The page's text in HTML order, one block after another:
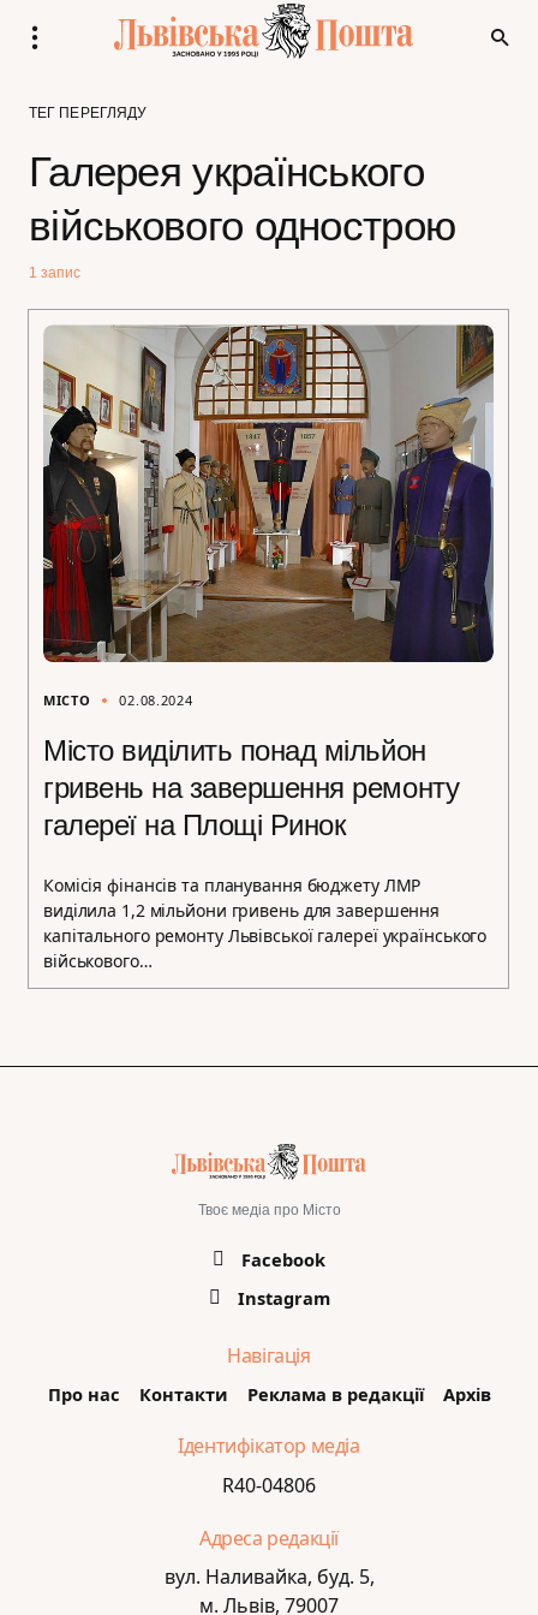
ТЕГ ПЕРЕГЛЯДУ
Галерея українського
військового однострою
1 запис
МІСТО 02.08.2024
Місто виділить понад мільйон
гривень на завершення ремонту
галереї на Площі Ринок
Комісія фінансів та планування бюджету ЛМР
виділила 1,2 мільйони гривень для завершення
капітального ремонту Львівської галереї українського
військового…
Твоє медіа про Місто
Facebook
Instagram
Навігація
Про нас Контакти Реклама в редакції Архів
Ідентифікатор медіа
R40-04806
Адреса редакції
вул. Наливайка, буд. 5,
м. Львів, 79007